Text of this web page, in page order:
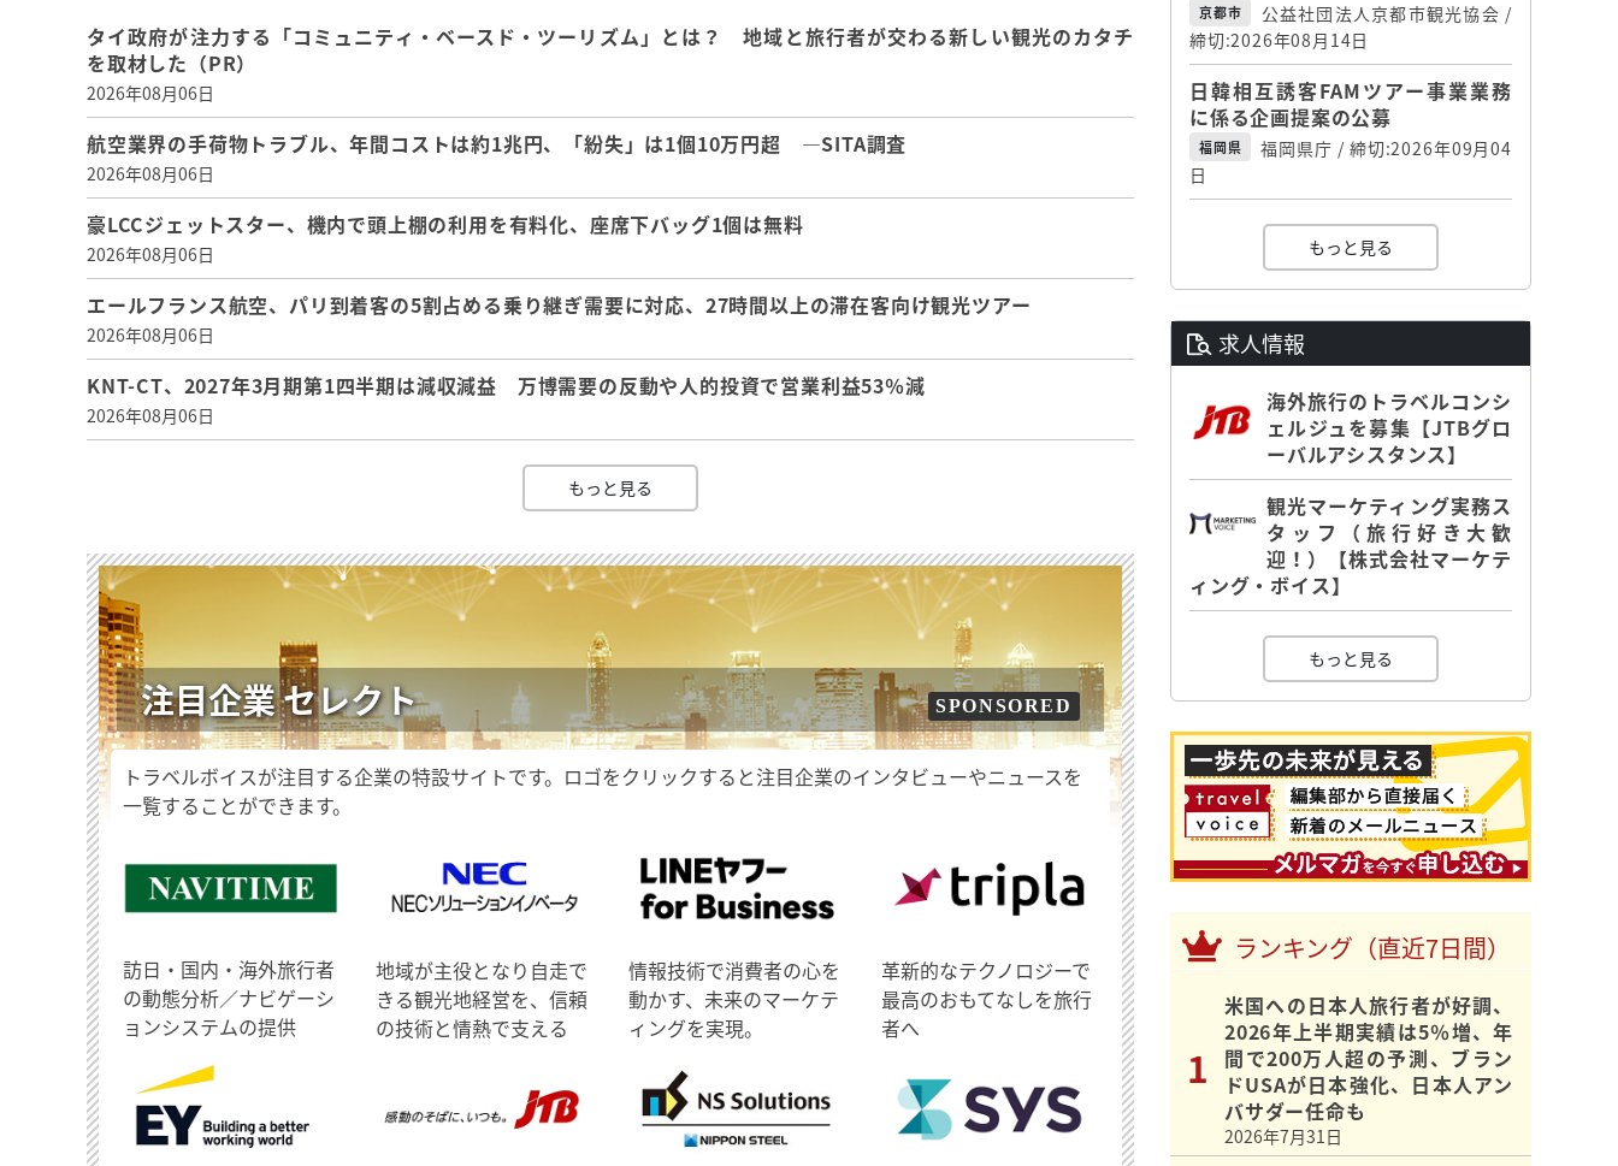
タイ政府が注力する「コミュニティ・ベースド・ツーリズム」とは？ 地域と旅行者が交わる新しい観光のカタチ
を取材した（PR）
2026年08月06日
航空業界の手荷物トラブル、年間コストは約1兆円、「紛失」は1個10万円超 ―SITA調査
2026年08月06日
豪LCCジェットスター、機内で頭上棚の利用を有料化、座席下バッグ1個は無料
2026年08月06日
エールフランス航空、パリ到着客の5割占める乗り継ぎ需要に対応、27時間以上の滞在客向け観光ツアー
2026年08月06日
KNT-CT、2027年3月期第1四半期は減収減益 万博需要の反動や人的投資で営業利益53％減
2026年08月06日
もっと見る
注目企業 セレクト SPONSORED
トラベルボイスが注目する企業の特設サイトです。ロゴをクリックすると注目企業のインタビューやニュースを
一覧することができます。
訪日・国内・海外旅行者
の動態分析／ナビゲーシ
ョンシステムの提供
地域が主役となり自走で
きる観光地経営を、信頼
の技術と情熱で支える
情報技術で消費者の心を
動かす、未来のマーケテ
ィングを実現。
革新的なテクノロジーで
最高のおもてなしを旅行
者へ
京都市
公益社団法人京都市観光協会 /
締切:2026年08月14日
日韓相互誘客FAMツアー事業業務
に係る企画提案の公募
福岡県
福岡県庁 / 締切:2026年09月04
日
もっと見る
求人情報
海外旅行のトラベルコンシ
ェルジュを募集【JTBグロ
ーバルアシスタンス】
観光マーケティング実務ス
タッフ（旅行好き大歓
迎！）【株式会社マーケテ
ィング・ボイス】
もっと見る
ランキング（直近7日間）
米国への日本人旅行者が好調、
2026年上半期実績は5％増、年
間で200万人超の予測、ブラン
ドUSAが日本強化、日本人アン
バサダー任命も
2026年7月31日